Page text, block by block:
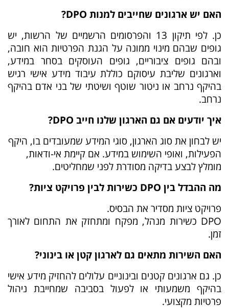
האם יש ארגונים שחייבים למנות DPO?
כן. לפי תיקון 13 והפרסומים הרשמיים של הרשות, יש
גופים שבהם מינוי ממונה על הגנת הפרטיות הוא חובה,
ובהם גופים ציבוריים, גופים העוסקים בסחר במידע,
וארגונים שליבת עיסוקם כוללת עיבוד מידע אישי רגיש
בהיקף נרחב או ניטור שוטף ושיטתי של בני אדם בהיקף
נרחב.
איך יודעים אם גם הארגון שלנו חייב DPO?
יש לבחון את סוג הארגון, סוגי המידע שמעובדים בו, היקף
הפעילות, ואופי השימוש במידע. אם קיימת אי-ודאות,
מומלץ לבצע בדיקה מסודרת לפני שמחליטים.
מה ההבדל בין DPO כשירות לבין פרויקט ציות?
פרויקט ציות מסדיר את הבסיס.
DPO כשירות מנהל, מפקח ומתחזק את התחום לאורך
זמן.
האם השירות מתאים גם לארגון קטן או בינוני?
כן. גם ארגונים קטנים ובינוניים עלולים להחזיק מידע אישי
בהיקף משמעותי או לפעול בסביבה שמחייבת ניהול
פרטיות מקצועי.